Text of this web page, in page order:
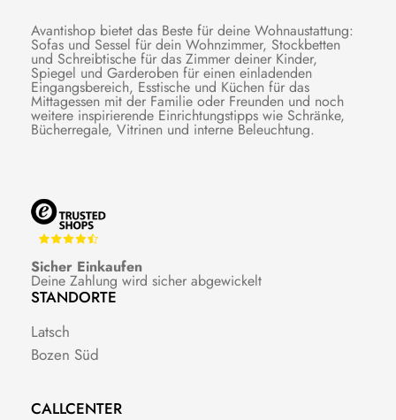
Avantishop bietet das Beste für deine Wohnaustattung:
Sofas und Sessel für dein Wohnzimmer, Stockbetten
und Schreibtische für das Zimmer deiner Kinder,
Spiegel und Garderoben für einen einladenden
Eingangsbereich, Esstische und Küchen für das
Mittagessen mit der Familie oder Freunden und noch
weitere inspirierende Einrichtungstipps wie Schränke,
Bücherregale, Vitrinen und interne Beleuchtung.
Sicher Einkaufen
Deine Zahlung wird sicher abgewickelt
STANDORTE
Latsch
Bozen Süd
CALLCENTER